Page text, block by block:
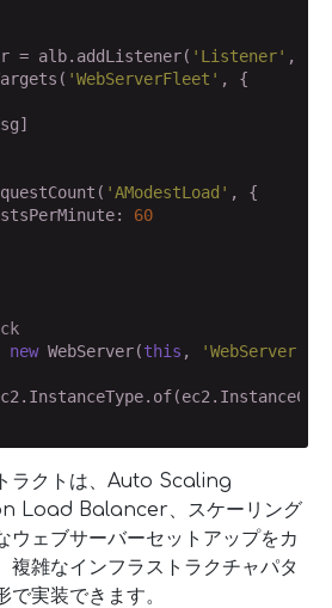
= alb.addListener( 'Listener' , {
'WebServerFleet' , {
'AModestLoad' , {
60
new WebServer(this , 'WebServer'
ラクトは、Auto Scaling
Load Balancer、スケーリング
ウェブサーバーセットアップをカ
複雑なインフラストラクチャパタ
実装できます。